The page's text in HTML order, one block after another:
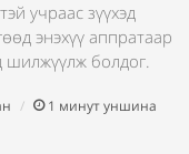
учраас зүүхэд
энэхүү аппратаар
шилжүүлж болдог.
1 минут уншина